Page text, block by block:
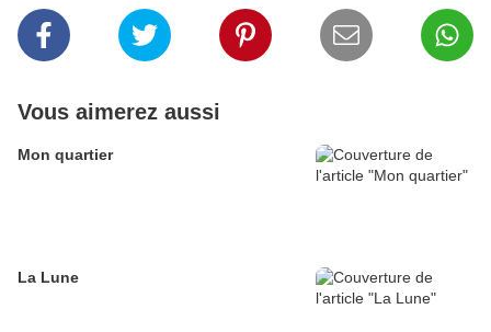
Vous aimerez aussi
Mon quartier
La Lune